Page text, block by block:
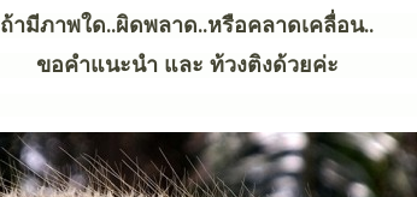
ถ้ามีภาพใด..ผิดพลาด..หรือคลาดเคลื่อน..
ขอคำแนะนำ และ ท้วงติงด้วยค่ะ